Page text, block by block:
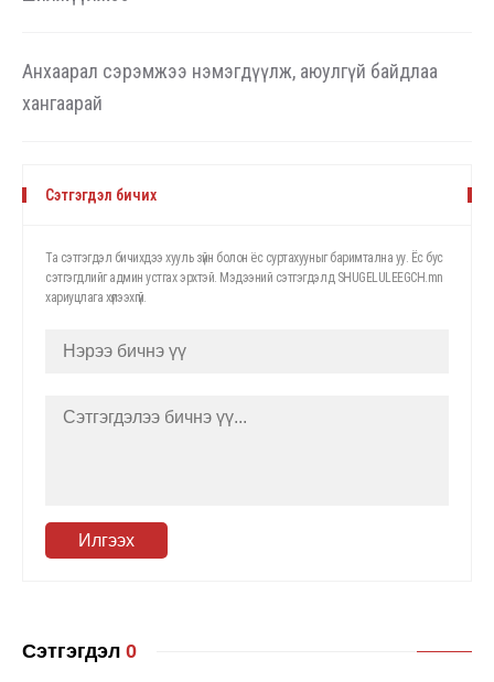
Анхаарал сэрэмжээ нэмэгдүүлж, аюулгүй байдлаа
хангаарай
Сэтгэгдэл бичих
Та сэтгэгдэл бичихдээ хууль зүйн болон ёс суртахууныг баримтална уу. Ёс бус
сэтгэгдлийг админ устгах эрхтэй. Мэдээний сэтгэгдэлд SHUGELULEEGCH.mn
хариуцлага хүлээхгүй.
Илгээх
Сэтгэгдэл 0